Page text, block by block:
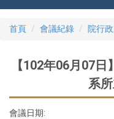
首頁 會議紀錄 院行
【102年06月07
系
會議日期: